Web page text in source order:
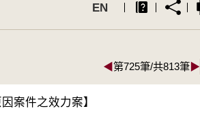
EN
◀第725筆/共813筆▶
案件之效力案】